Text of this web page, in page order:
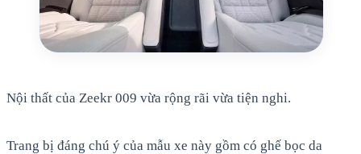
Nội thất của Zeekr 009 vừa rộng rãi vừa tiện nghi.
Trang bị đáng chú ý của mẫu xe này gồm có ghế bọc da